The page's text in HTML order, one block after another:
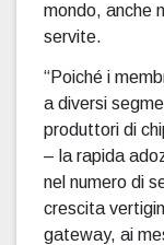
mondo, anche
servite.
“Poiché i
a diversi
produttori di
– la rapida
nel numero di
crescita
gateway, ai